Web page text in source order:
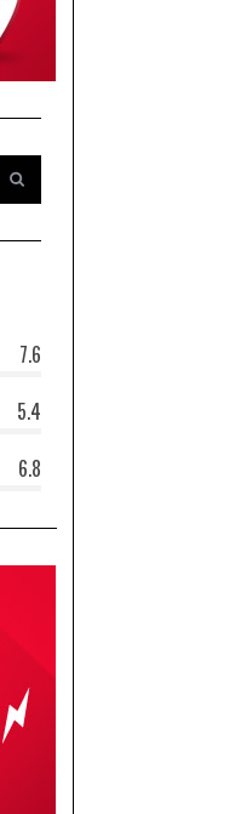
7.6
5.4
6.8